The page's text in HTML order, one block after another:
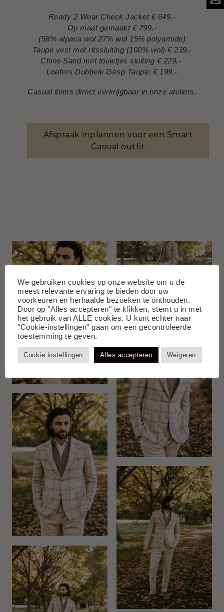
Ready 2 Wear Check Jacket € 649,-
Op maat gemaakt € 799,-
(58% alpaca wol 27% wol 15% polyamide)
Taupe vest met ritssluiting (100% wol) € 239,-
Chino Sand met touwtjes sluiting € 229,-
Loafers Dubbele Gesp Taupe: € 199,-
Casual items direct verkrijgbaar in onze ateliers.
Afspraak inplannen voor een Smart
Casual outfit
We gebruiken cookies op onze website om u de
meest relevante ervaring te bieden door uw
voorkeuren en herhaalde bezoeken te onthouden.
Door op "Alles accepteren" te klikken, stemt u in met
het gebruik van ALLE cookies. U kunt echter naar
"Cookie-instellingen" gaan om een gecontroleerde
toestemming te geven.
Cookie instellingen Alles accepteren Weigeren